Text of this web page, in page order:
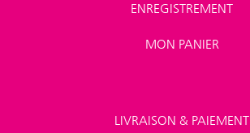
ENREGISTREMENT
MON PANIER
LIVRAISON & PAIEMENT